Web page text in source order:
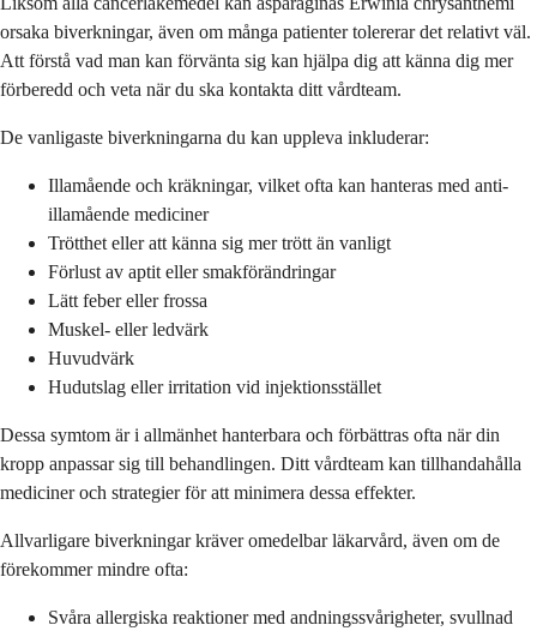
orsaka biverkningar, även om många patienter tolererar det relativt väl.
Att förstå vad man kan förvänta sig kan hjälpa dig att känna dig mer
förberedd och veta när du ska kontakta ditt vårdteam.
De vanligaste biverkningarna du kan uppleva inkluderar:
Illamående och kräkningar, vilket ofta kan hanteras med anti-
illamående mediciner
Trötthet eller att känna sig mer trött än vanligt
Förlust av aptit eller smakförändringar
Lätt feber eller frossa
Muskel- eller ledvärk
Huvudvärk
Hudutslag eller irritation vid injektionsstället
Dessa symtom är i allmänhet hanterbara och förbättras ofta när din
kropp anpassar sig till behandlingen. Ditt vårdteam kan tillhandahålla
mediciner och strategier för att minimera dessa effekter.
Allvarligare biverkningar kräver omedelbar läkarvård, även om de
förekommer mindre ofta:
Svåra allergiska reaktioner med andningssvårigheter, svullnad